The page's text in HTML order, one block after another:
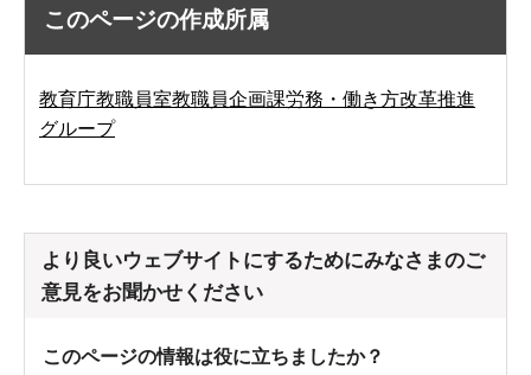
このページの作成所属
教育庁教職員室教職員企画課労務・働き方改革推進
グループ
より良いウェブサイトにするためにみなさまのご
意見をお聞かせください
このページの情報は役に立ちましたか？